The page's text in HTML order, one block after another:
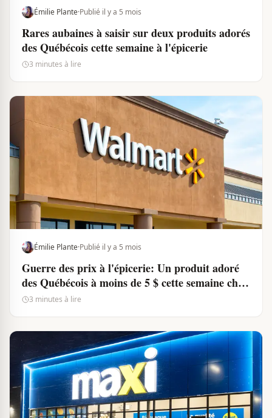
Émilie Plante·Publié il y a 5 mois
Rares aubaines à saisir sur deux produits adorés
des Québécois cette semaine à l'épicerie
3 minutes à lire
Émilie Plante·Publié il y a 5 mois
Guerre des prix à l'épicerie: Un produit adoré
des Québécois à moins de 5 $ cette semaine chez
Walmart
3 minutes à lire